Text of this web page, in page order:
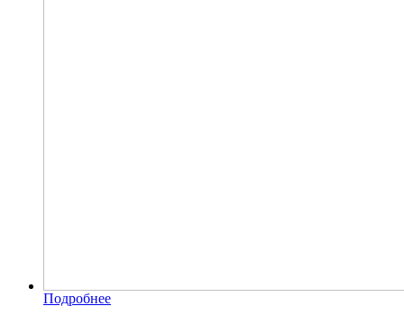
Подробнее